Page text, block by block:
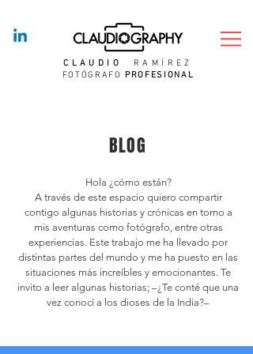
CLAUDIO
RAMÍREZ
FOTÓGRAFO PROFESIONAL
BLOG
Hola ¿cómo están?
A través de este espacio quiero compartir
contigo algunas historias y crónicas en torno a
mis aventuras como fotógrafo, entre otras
experiencias. Este trabajo me ha llevado por
distintas partes del mundo y me ha puesto en las
situaciones más increíbles y emocionantes. Te
invito a leer algunas historias; –¿Te conté que una
vez conocí a los dioses de la India?–